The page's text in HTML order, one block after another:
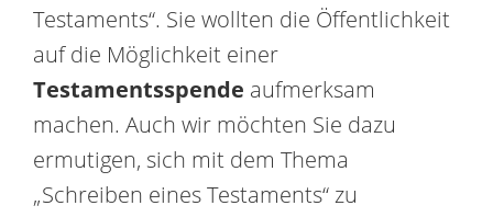
Testaments“. Sie wollten die Öffentlichkeit
auf die Möglichkeit einer
Testamentsspende aufmerksam
machen. Auch wir möchten Sie dazu
ermutigen, sich mit dem Thema
„Schreiben eines Testaments“ zu